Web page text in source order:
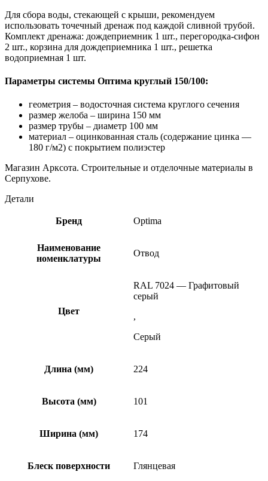
Для сбора воды, стекающей с крыши, рекомендуем
использовать точечный дренаж под каждой сливной трубой.
Комплект дренажа: дождеприемник 1 шт., перегородка-сифон
2 шт., корзина для дождеприемника 1 шт., решетка
водоприемная 1 шт.
Параметры системы Оптима круглый 150/100:
геометрия – водосточная система круглого сечения
размер желоба – ширина 150 мм
размер трубы – диаметр 100 мм
материал – оцинкованная сталь (содержание цинка —
180 г/м2) с покрытием полиэстер
Магазин Арксота. Строительные и отделочные материалы в
Серпухове.
Детали
Бренд Optima
Наименование
номенклатуры
Отвод
Цвет
RAL 7024 — Графитовый
серый
,
Серый
Длина (мм) 224
Высота (мм) 101
Ширина (мм) 174
Блеск поверхности Глянцевая